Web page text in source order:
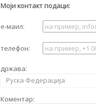
Моји контакт подаци:
е-маил:
телефон:
држава:
Руска Федерација
Коментар: